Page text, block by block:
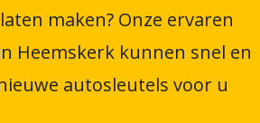
maken? Onze ervaren
Heemskerk kunnen snel en
autosleutels voor u